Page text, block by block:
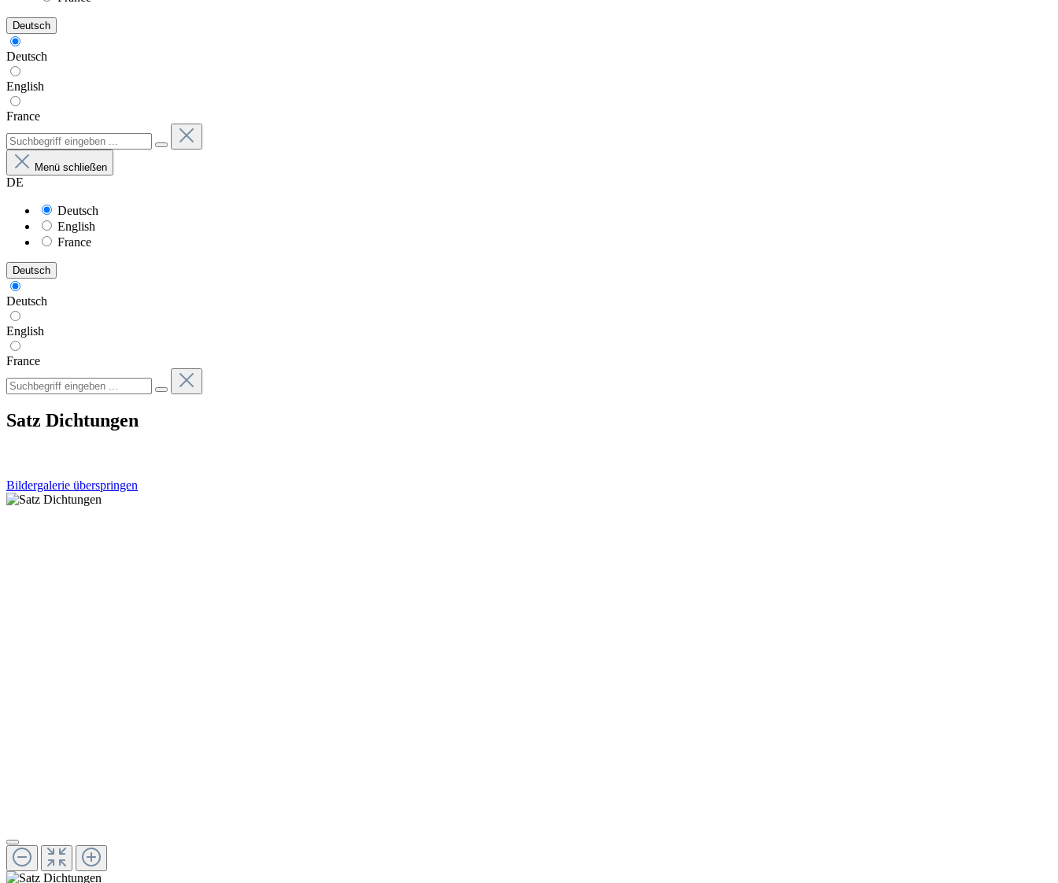
Deutsch
Deutsch
English
France
Menü schließen
DE
Deutsch
English
France
Deutsch
Deutsch
English
France
Satz Dichtungen
Bildergalerie überspringen